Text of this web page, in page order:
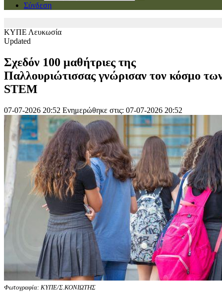
Σύνδεση
ΚΥΠΕ Λευκωσία
Updated
Σχεδόν 100 μαθήτριες της
Παλλουριώτισσας γνώρισαν τον κόσμο
STEM
07-07-2026 20:52 Ενημερώθηκε στις: 07-07-2026 20:52
Φωτογραφία: ΚΥΠΕ/Σ.ΚΟΝΙΩΤΗΣ